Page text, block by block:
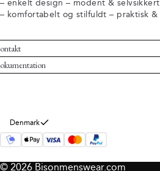
– enkelt design – modent &
– komfortabelt og stilfuldt – praktisk
Bisoninformation
Denmark
© 2026 Bisonmenswear.com